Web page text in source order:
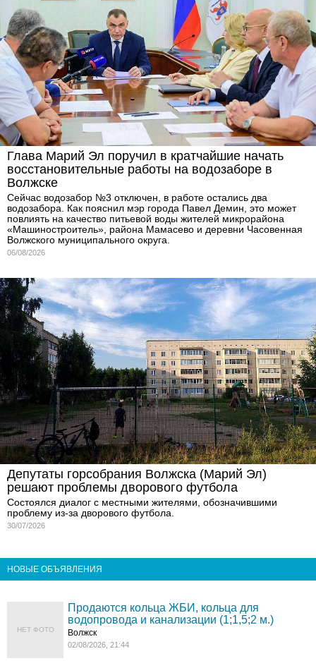
Глава Марий Эл поручил в кратчайшие начать
восстановительные работы на водозаборе в
Волжске
Сейчас водозабор №3 отключен, в работе остались два
водозабора. Как пояснил мэр города Павел Демин, это может
повлиять на качество питьевой воды жителей микрорайона
«Машиностроитель», района Мамасево и деревни Часовенная
Волжского муниципального округа.
06/08/2026
Депутаты горсобрания Волжска (Марий Эл)
решают проблемы дворового футбола
Состоялся диалог с местными жителями, обозначившими
проблему из-за дворового футбола.
30/07/2026
НОВЫЕ ОБЪЯВЛЕНИЯ
НЕТ ФОТО
Продаются кольца ЖБИ, кольца для
водопровода и канализации (1;1,5;2 м.)
Волжск
02/08/2026, 21:44